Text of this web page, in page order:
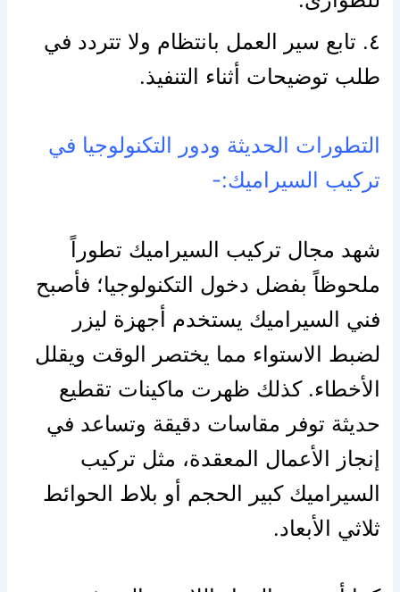
٤. تابع سير العمل بانتظام ولا تتردد في
طلب توضيحات أثناء التنفيذ.
التطورات الحديثة ودور التكنولوجيا في
تركيب السيراميك:-
شهد مجال تركيب السيراميك تطوراً
ملحوظاً بفضل دخول التكنولوجيا؛ فأصبح
فني السيراميك يستخدم أجهزة ليزر
لضبط الاستواء مما يختصر الوقت ويقلل
الأخطاء. كذلك ظهرت ماكينات تقطيع
حديثة توفر مقاسات دقيقة وتساعد في
إنجاز الأعمال المعقدة، مثل تركيب
السيراميك كبير الحجم أو بلاط الحوائط
ثلاثي الأبعاد.